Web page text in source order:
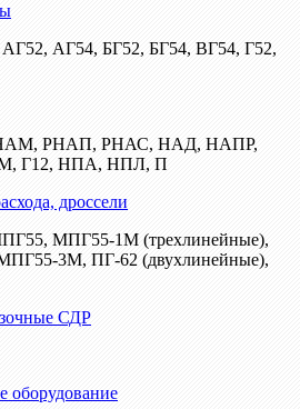
АГ54, БГ52, БГ54, ВГ54, Г52,
РНАП, РНАС, НАД, НАПР,
Г12, НПА, НПЛ, П
дроссели
МПГ55-1М (трехлинейные),
3М, ПГ-62 (двухлинейные),
СДР
оборудование